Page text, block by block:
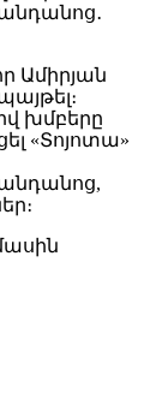
Ամիրյան
խմբերը
«Տոյոտա»